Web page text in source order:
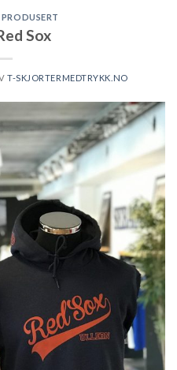
Sox
T-SKJORTERMEDTRYKK.NO